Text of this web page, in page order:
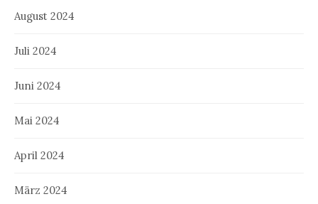
August 2024
Juli 2024
Juni 2024
Mai 2024
April 2024
März 2024